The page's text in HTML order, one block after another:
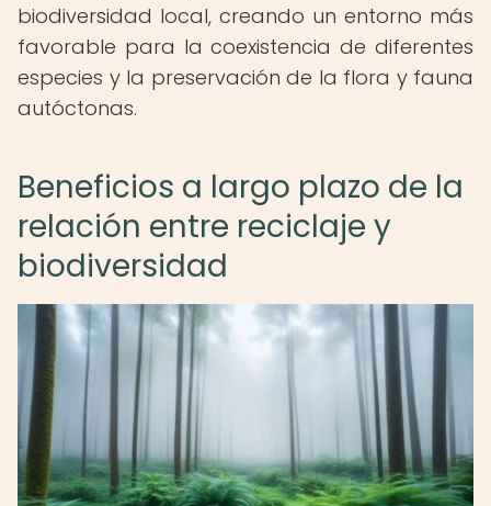
biodiversidad local, creando un entorno más
favorable para la coexistencia de diferentes
especies y la preservación de la flora y fauna
autóctonas.
Beneficios a largo plazo de la
relación entre reciclaje y
biodiversidad